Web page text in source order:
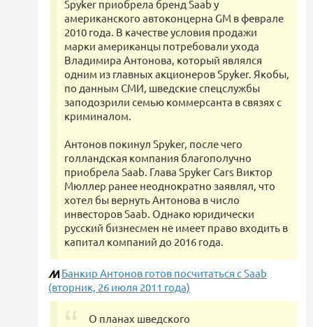
Spyker приобрела бренд Saab у
американского автоконцерна GM в феврале
2010 года. В качестве условия продажи
марки американцы потребовали ухода
Владимира Антонова, который являлся
одним из главных акционеров Spyker. Якобы,
по данным СМИ, шведские спецслужбы
заподозрили семью коммерсанта в связях с
криминалом.
Антонов покинул Spyker, после чего
голландская компания благополучно
приобрела Saab. Глава Spyker Cars Виктор
Мюллер ранее неоднократно заявлял, что
хотел бы вернуть Антонова в число
инвесторов Saab. Однако юридически
русский бизнесмен не имеет право входить в
капитал компаний до 2016 года.
Банкир Антонов готов посчитаться с Saab
(вторник, 26 июля 2011 года)
О планах шведского